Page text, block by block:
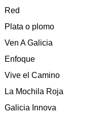
Red
Plata o plomo
Ven A Galicia
Enfoque
Vive el Camino
La Mochila Roja
Galicia Innova